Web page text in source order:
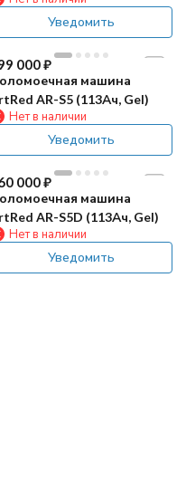
Уведомить
000₽
машина
AR-S5 (113Ач, Gel)
Нет в наличии
Уведомить
000₽
машина
AR-S5D (113Ач, Gel)
Нет в наличии
Уведомить